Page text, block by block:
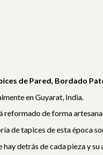
de Pared, Bordado
en Guyarat, India.
reformado de forma
de tapices de esta época
detrás de cada pieza y